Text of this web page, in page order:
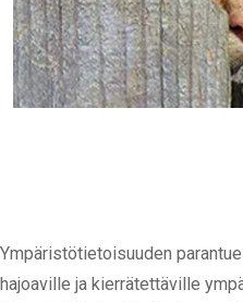
Ympäristötietoisuuden
hajoaville ja kierrätettäville